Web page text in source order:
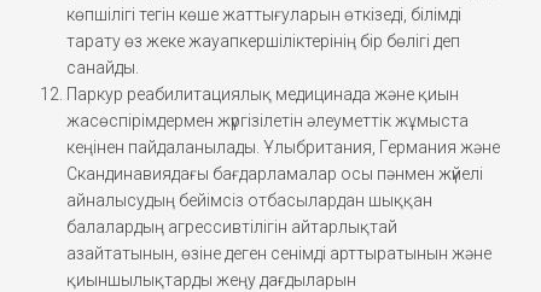
көпшілігі тегін көше жаттығуларын өткізеді, білімді
тарату өз жеке жауапкершіліктерінің бір бөлігі деп
санайды.
Паркур реабилитациялық медицинада және қиын
жасөспірімдермен жүргізілетін әлеуметтік жұмыста
кеңінен пайдаланылады. Ұлыбритания, Германия және
Скандинавиядағы бағдарламалар осы пәнмен жүйелі
айналысудың бейімсіз отбасылардан шыққан
балалардың агрессивтілігін айтарлықтай
азайтатынын, өзіне деген сенімді арттыратынын және
қиыншылықтарды жеңу дағдыларын